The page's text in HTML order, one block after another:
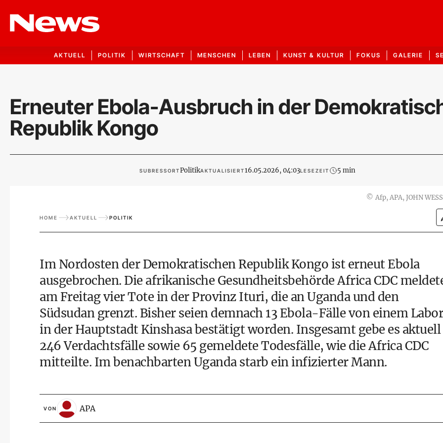
AKTUELL POLITIK WIRTSCHAFT MENSCHEN LEBEN KUNST & KULTUR FOKUS GALERIE
Erneuter Ebola-Ausbruch in der
Republik Kongo
SUBRESSORTPolitikAKTUALISIERT16.05.2026, 04:03LESEZEIT 5 min
© Afp, APA, JOHN
HOME AKTUELL POLITIK
Im Nordosten der Demokratischen Republik Kongo ist erneut Ebola
ausgebrochen. Die afrikanische Gesundheitsbehörde Africa CDC
am Freitag vier Tote in der Provinz Ituri, die an Uganda und den
Südsudan grenzt. Bisher seien demnach 13 Ebola-Fälle von einem Labor
in der Hauptstadt Kinshasa bestätigt worden. Insgesamt gebe es aktuell
246 Verdachtsfälle sowie 65 gemeldete Todesfälle, wie die Africa CDC
mitteilte. Im benachbarten Uganda starb ein infizierter Mann.
VON APA